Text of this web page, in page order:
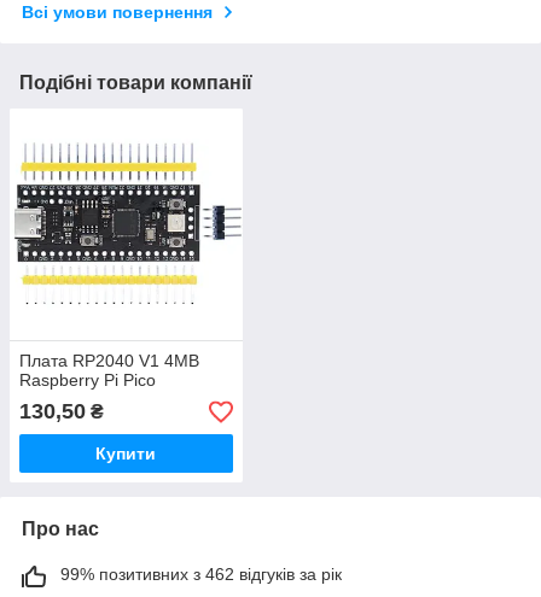
Всі умови повернення
Подібні товари компанії
Плата RP2040 V1 4MB
Raspberry Pi Pico
130,50 ₴
Купити
Про нас
99% позитивних з 462 відгуків за рік